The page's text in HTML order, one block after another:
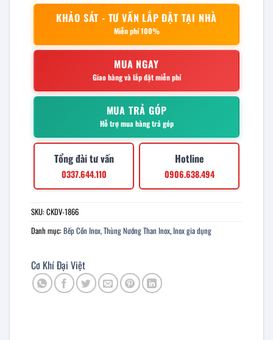
KHẢO SÁT - TƯ VẤN LẮP ĐẶT TẠI NHÀ
Miễn phí 100%
MUA NGAY
Giao hàng và lắp đặt miễn phí
MUA TRẢ GÓP
Hỗ trợ mua hàng trả góp
Tổng đài tư vấn
0337.644.110
Hotline
0906.638.494
SKU:CKDV-1866
Danh mục:Bếp Cồn Inox, Thùng Nướng Than Inox, Inox gia dụng
Cơ Khí Đại Việt